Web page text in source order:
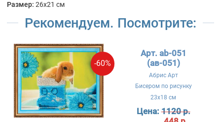
Размер: 26x21 см
Рекомендуем. Посмотрите:
-60%
Арт. ab-051
(ав-051)
Абрис Арт
Бисером по рисунку
23x18 см
Цена:1120 р.